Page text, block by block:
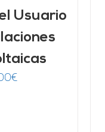
Usuario
€